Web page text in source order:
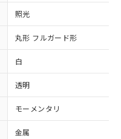
照光
丸形 フルガード形
白
透明
モーメンタリ
金属